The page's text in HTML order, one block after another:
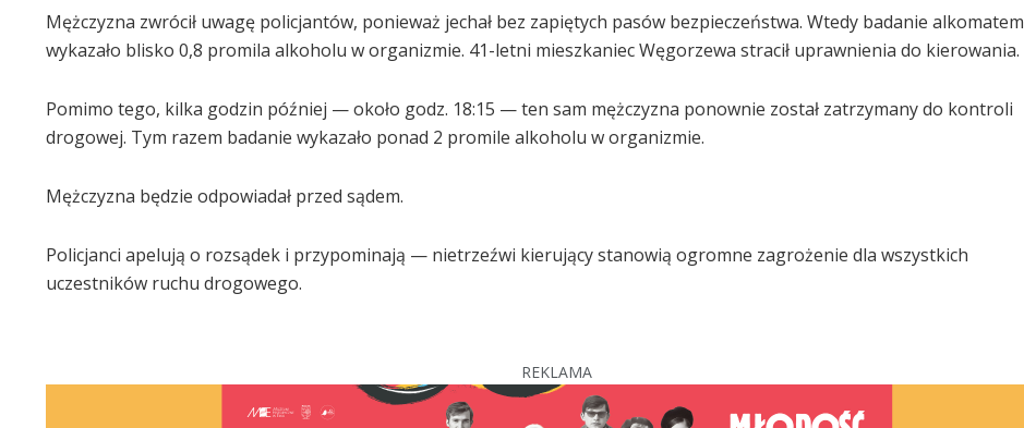
Mężczyzna zwrócił uwagę policjantów, ponieważ jechał bez zapiętych pasów bezpieczeństwa. Wtedy badanie alkomatem
wykazało blisko 0,8 promila alkoholu w organizmie. 41-letni mieszkaniec Węgorzewa stracił uprawnienia do kierowania.
Pomimo tego, kilka godzin później — około godz. 18:15 — ten sam mężczyzna ponownie został zatrzymany do kontroli
drogowej. Tym razem badanie wykazało ponad 2 promile alkoholu w organizmie.
Mężczyzna będzie odpowiadał przed sądem.
Policjanci apelują o rozsądek i przypominają — nietrzeźwi kierujący stanowią ogromne zagrożenie dla wszystkich
uczestników ruchu drogowego.
REKLAMA